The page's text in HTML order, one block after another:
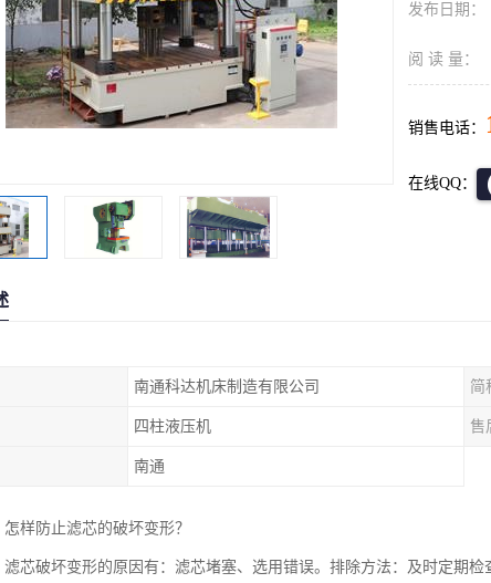
发布日期：
阅 读 量：
销售电话：
在线QQ：
南通科达机床制造有限公司 简
四柱液压机 售
南通
怎样防止滤芯的破坏变形？
滤芯破坏变形的原因有：滤芯堵塞、选用错误。排除方法：及时定期